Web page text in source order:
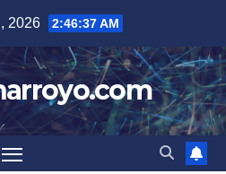
2026 2:46:37 AM